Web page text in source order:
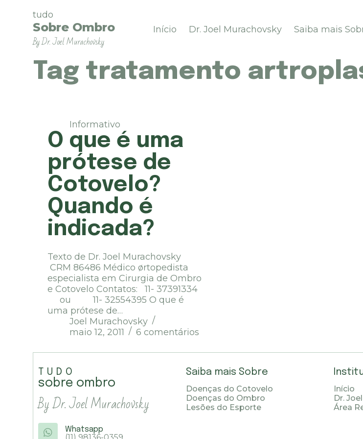
tudo
Sobre Ombro
By Dr. Joel Murachovsky
Início Dr. Joel Murachovsky Saiba mais
Tag tratamento
Informativo
O que é uma
prótese de
Cotovelo?
Quando é
indicada?
Texto de Dr. Joel Murachovsky
CRM 86486 Médico ørtopedista
especialista em Cirurgia de Ombro
e Cotovelo Contatos: 11- 37391334
ou 11- 32554395 O que é
uma prótese de…
Joel Murachovsky
maio 12, 2011
6 comentários
TUDO
sobre ombro
By Dr. Joel Murachovsky
Whatsapp
Saiba mais Sobre
Doenças do Cotovelo
Doenças do Ombro
Lesões do Esporte
Início
Dr.
Área